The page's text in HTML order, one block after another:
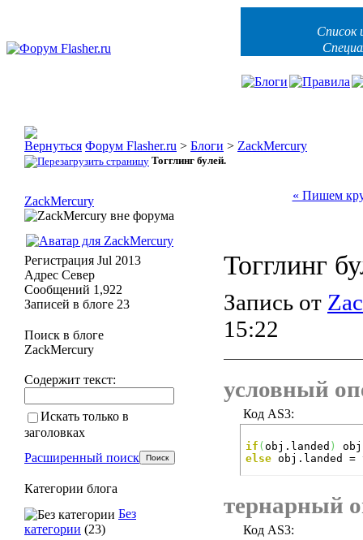
Список
Форум Flasher.ru > Блоги > ZackMercury
Тогглинг булей.
« Пишем
Тогглинг
Запись от
15:22
условный
Код AS3:
if ( obj.landed )
else obj.landed =
тернарный
Код AS3:
ZackMercury
Регистрация Jul 2013
Адрес Север
Сообщений 1,922
Записей в блоге 23
Поиск в блоге
ZackMercury
Содержит текст:
Искать только в
заголовках
Расширенный поиск
Категории блога
Без
категории (23)